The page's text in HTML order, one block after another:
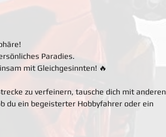
Paradies.
mit Gleichgesinnten! 🔥
zu verfeinern, tausche dich mit anderen
du ein begeisterter Hobbyfahrer oder ein